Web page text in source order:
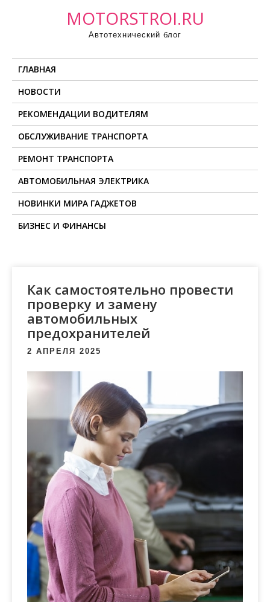
MOTORSTROI.RU
Автотехнический блог
ГЛАВНАЯ
НОВОСТИ
РЕКОМЕНДАЦИИ ВОДИТЕЛЯМ
ОБСЛУЖИВАНИЕ ТРАНСПОРТА
РЕМОНТ ТРАНСПОРТА
АВТОМОБИЛЬНАЯ ЭЛЕКТРИКА
НОВИНКИ МИРА ГАДЖЕТОВ
БИЗНЕС И ФИНАНСЫ
Как самостоятельно провести
проверку и замену
автомобильных
предохранителей
2 АПРЕЛЯ 2025